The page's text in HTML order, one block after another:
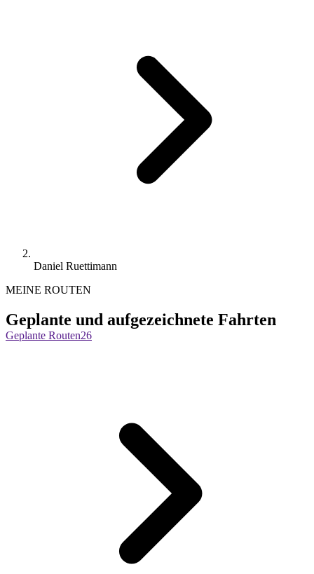
Daniel Ruettimann
MEINE ROUTEN
Geplante und aufgezeichnete Fahrten
Geplante Routen26